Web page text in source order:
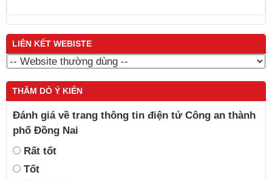
LIÊN KẾT WEBISTE
THĂM DÒ Ý KIẾN
Đánh giá về trang thông tin điện tử Công an thành
phố Đồng Nai
Rất tốt
Tốt